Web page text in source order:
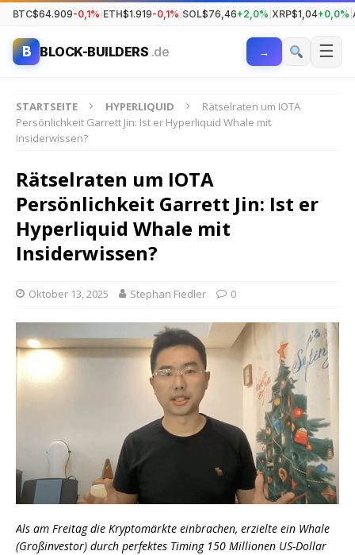
BTC$64.909-0,1% ETH$1.919-0,1% SOL$76,46+2,0% XRP$1,04+0,0%
B BLOCK-BUILDERS .de → ☰
STARTSEITE HYPERLIQUID
Rätselraten um IOTA
Persönlichkeit Garrett Jin: Ist er Hyperliquid Whale mit
Insiderwissen?
Rätselraten um IOTA
Persönlichkeit Garrett Jin: Ist er
Hyperliquid Whale mit
Insiderwissen?
Oktober 13, 2025 Stephan Fiedler 0
Als am Freitag die Kryptomärkte einbrachen, erzielte ein Whale
(Großinvestor) durch perfektes Timing 150 Millionen US-Dollar